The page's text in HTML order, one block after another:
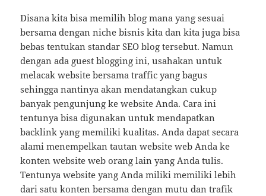
Disana kita bisa memilih blog mana yang sesuai
bersama dengan niche bisnis kita dan kita juga bisa
bebas tentukan standar SEO blog tersebut. Namun
dengan ada guest blogging ini, usahakan untuk
melacak website bersama traffic yang bagus
sehingga nantinya akan mendatangkan cukup
banyak pengunjung ke website Anda. Cara ini
tentunya bisa digunakan untuk mendapatkan
backlink yang memiliki kualitas. Anda dapat secara
alami menempelkan tautan website web Anda ke
konten website web orang lain yang Anda tulis.
Tentunya website yang Anda miliki memiliki lebih
dari satu konten bersama dengan mutu dan trafik